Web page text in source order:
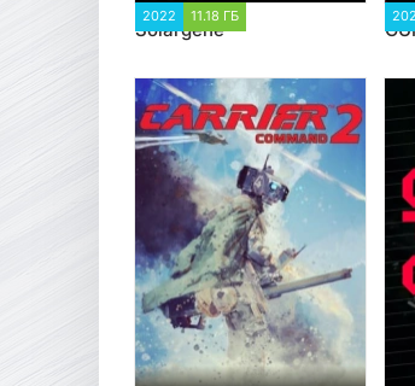
2022 11.18 ГБ
Solargene